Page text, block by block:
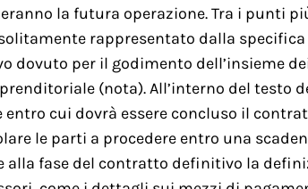
la futura operazione. Tra i punti
rappresentato dalla
dovuto per il godimento dell’insieme
(nota). All’interno del testo
cui dovrà essere concluso il
le parti a procedere entro una
fase del contratto definitivo la